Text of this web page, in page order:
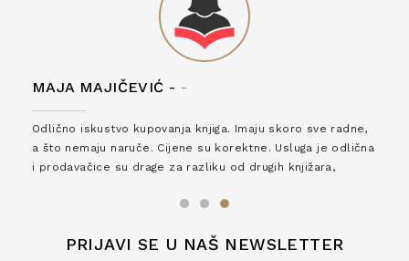
MAJA MAJIČEVIĆ - -
Odlično iskustvo kupovanja knjiga. Imaju skoro sve radne,
a što nemaju naruče. Cijene su korektne. Usluga je odlična
i prodavačice su drage za razliku od drugih knjižara,
PRIJAVI SE U NAŠ NEWSLETTER